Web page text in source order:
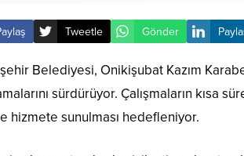
Tweetle Gönder
Belediyesi, Onikişubat Kazım
sürdürüyor. Çalışmaların kısa
hizmete sunulması hedefleniyor.